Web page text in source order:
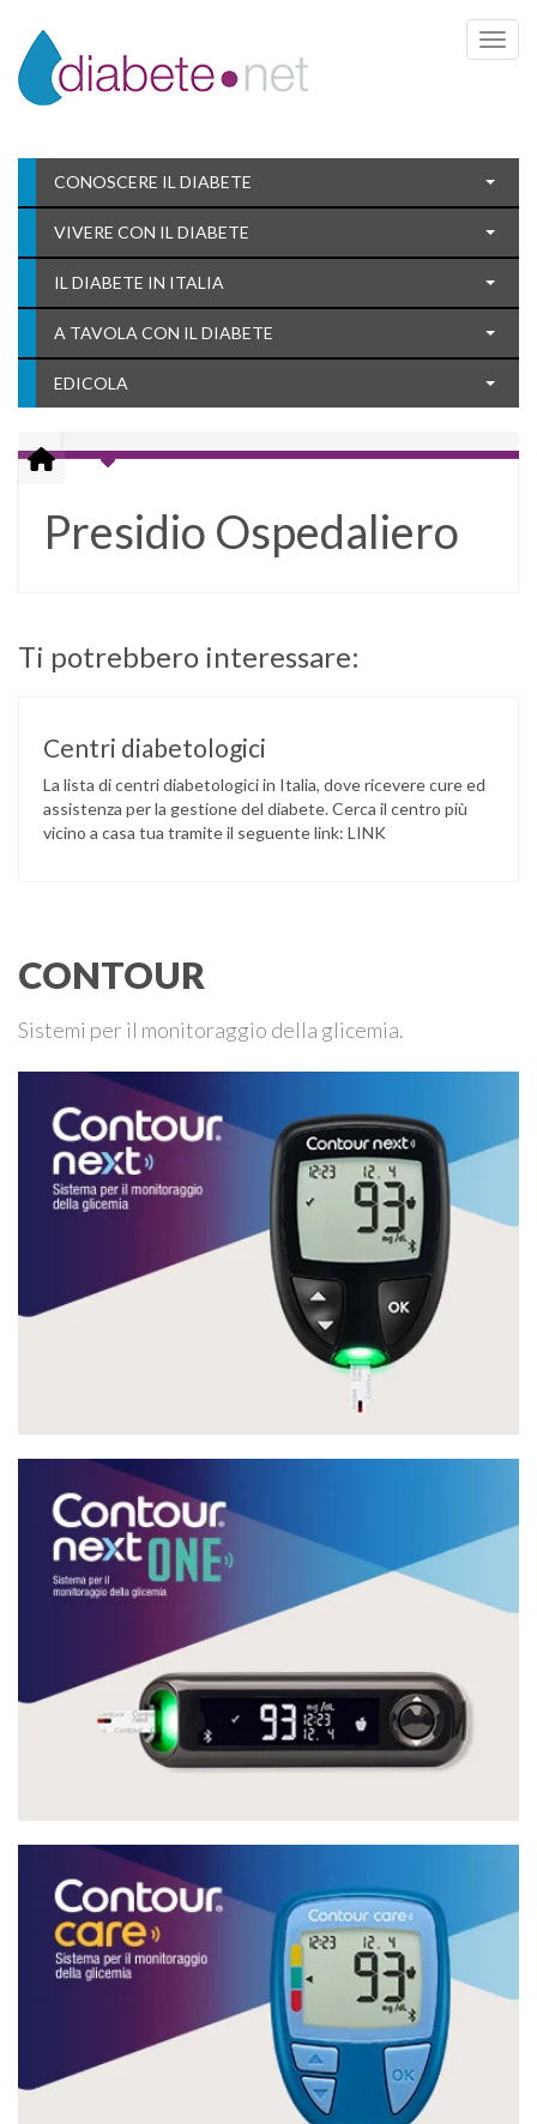
Toggle
CONOSCERE IL DIABETE
VIVERE CON IL DIABETE
IL DIABETE IN ITALIA
A TAVOLA CON IL DIABETE
EDICOLA
Presidio Ospedaliero
Ti potrebbero interessare:
Centri diabetologici
La lista di centri diabetologici in Italia, dove ricevere cure ed
assistenza per la gestione del diabete. Cerca il centro più
vicino a casa tua tramite il seguente link: LINK
CONTOUR
Sistemi per il monitoraggio della glicemia.